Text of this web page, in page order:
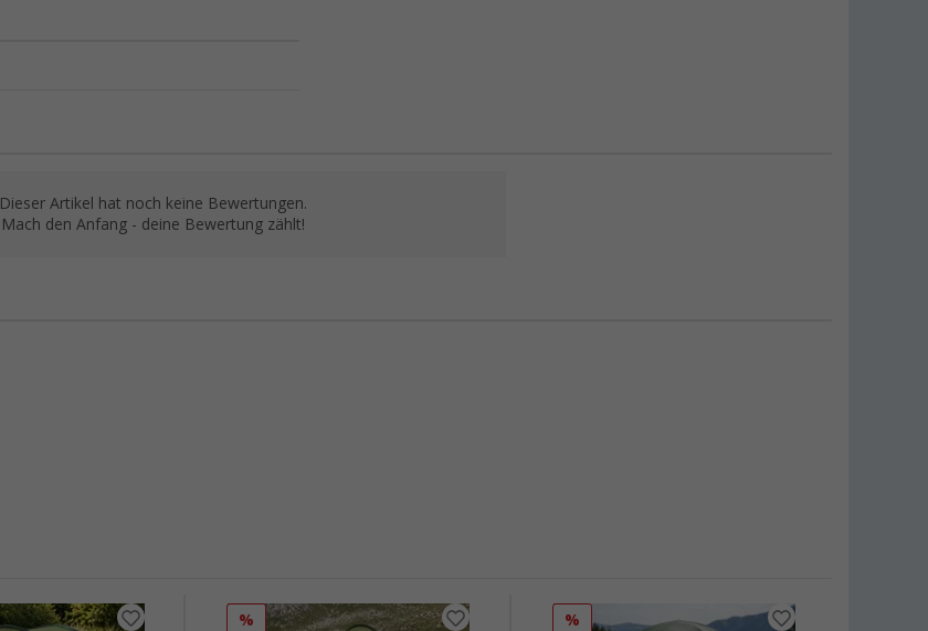
Dieser Artikel hat noch keine Bewertungen.
Mach den Anfang - deine Bewertung zählt!
% %